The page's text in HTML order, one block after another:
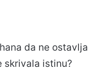
da ne ostavlja
skrivala istinu?